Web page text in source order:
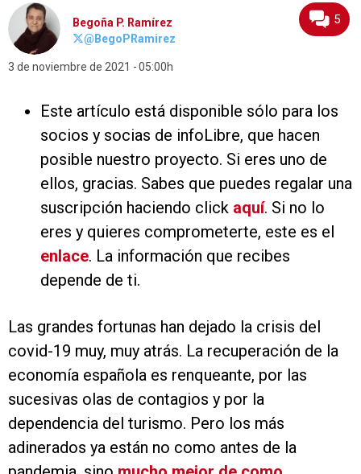
Begoña P. Ramírez
@BegoPRamirez
3 de noviembre de 2021 05:00h
5
Este artículo está disponible sólo para los
socios y socias de infoLibre, que hacen
posible nuestro proyecto. Si eres uno de
ellos, gracias. Sabes que puedes regalar una
suscripción haciendo click aquí. Si no lo
eres y quieres comprometerte, este es el
enlace. La información que recibes
depende de ti.
Las grandes fortunas han dejado la crisis del
covid-19 muy, muy atrás. La recuperación de la
economía española es renqueante, por las
sucesivas olas de contagios y por la
dependencia del turismo. Pero los más
adinerados ya están no como antes de la